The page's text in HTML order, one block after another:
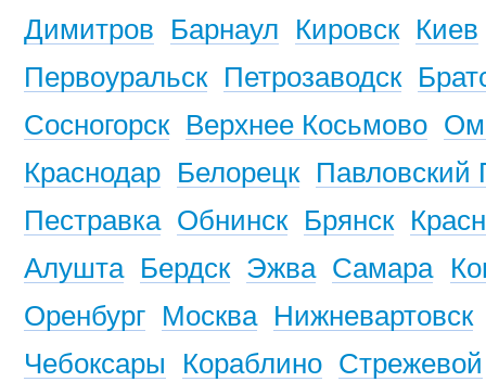
Димитров Барнаул Кировск Киев
Первоуральск Петрозаводск
Сосногорск Верхнее Косьмово
Краснодар Белорецк Павловский
Пестравка Обнинск Брянск
Алушта Бердск Эжва Самара
Оренбург Москва Нижневартовск
Чебоксары Кораблино Стрежевой